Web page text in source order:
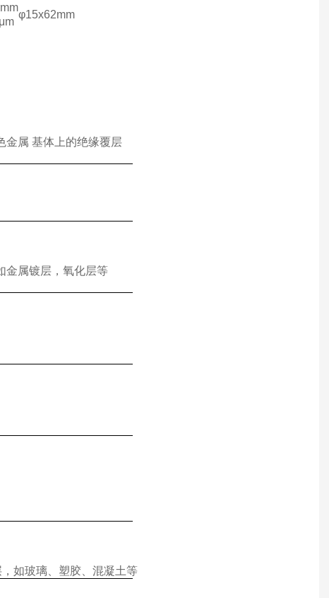
φ15x62mm
金属 基体上的绝缘覆层
金属镀层，氧化层等
如玻璃、塑胶、混凝土等